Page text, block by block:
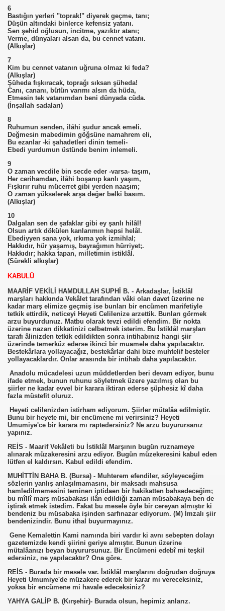
6
Bastığın yerleri "toprak!" diyerek geçme, tanı;
Düşün altındaki binlerce kefensiz yatanı.
Sen şehid oğlusun, incitme, yazıktır atanı;
Verme, dünyaları alsan da, bu cennet vatanı.
(Alkışlar)
7
Kim bu cennet vatanın uğruna olmaz ki feda?
(Alkışlar)
Şüheda fışkıracak, toprağı sıksan şüheda!
Canı, cananı, bütün varımı alsın da hüda,
Etmesin tek vatanımdan beni dünyada cüda.
(İnşallah sadaları)
8
Ruhumun senden, ilâhi şudur ancak emeli.
Değmesin mabedimin göğsüne namahrem eli,
Bu ezanlar -ki şahadetleri dinin temeli-
Ebedi yurdumun üstünde benim inlemeli.
9
O zaman vecdile bin secde eder -varsa- taşım,
Her cerihamdan, ilâhi boşanıp kanlı yaşım,
Fışkırır ruhu mücerret gibi yerden naaşım;
O zaman yükselerek arşa değer belki basım.
(Alkışlar)
10
Dalgalan sen de şafaklar gibi ey şanlı hilâl!
Olsun artık dökülen kanlarımın hepsi helâl.
Ebediyyen sana yok, ırkıma yok izmihlal;
Hakkıdır, hür yaşamış, bayrağımın hürriyet;.
Hakkıdır; hakka tapan, milletimin istiklâl.
(Sürekli alkışlar)
KABULÜ
MAARİF VEKİLİ HAMDULLAH SUPHİ B. - Arkadaşlar, İstiklâl
marşları hakkında Vekâlet tarafından vâki olan davet üzerine ne
kadar marş elimize geçmiş ise bunları bir encümen marifetiyle
tetkik ettirdik, neticeyi Heyeti Celilenize arzettik. Bunları görmek
arzu buyurdunuz. Matbu olarak tevzi edildi efendim. Bir nokta
üzerine nazarı dikkatinizi celbetmek isterim. Bu İstiklâl marşları
tarafı âlinizden tetkik edildikten sonra intihabınız hangi şiir
üzerinde temerküz ederse ikinci bir muamele daha yapılacaktır.
Bestekârlara yollayacağız, bestekârlar dahi bize muhtelif besteler
yollayacaklardır. Onlar arasında bir intihab daha yapılacaktır.
Anadolu mücadelesi uzun müddetlerden beri devam ediyor, bunu
ifade etmek, bunun ruhunu söyletmek üzere yazılmış olan bu
şiirler ne kadar evvel bir karara iktiran ederse şüphesiz kî daha
fazla müstefit oluruz.
Heyeti celilenizden istirham ediyorum. Şiirler mütalâa edilmiştir.
Bunu bir heyete mi, bir encümene mi verirsiniz? Heyeti
Umumiye'ce bir karara mı raptedersiniz? Ne arzu buyurursanız
yapınız.
REİS - Maarif Vekâleti bu İstiklâl Marşının bugün ruznameye
alınarak müzakeresini arzu ediyor. Bugün müzekeresini kabul eden
lütfen el kaldırsın. Kabul edildi efendim.
MUHİTTİN BAHA B. (Bursa) - Muhterem efendiler, söyleyeceğim
sözlerin yanlış anlaşılmamasını, bir maksadı mahsusa
hamledilmemesini teminen iptidaen bir hakikatten bahsedeceğim;
bu mîllî marş müsabakası ilân edildiği zaman müsabakaya ben de
iştirak etmek istedim. Fakat bu mesele öyle bir cereyan almıştır ki
bendeniz bu müsabaka işinden sarfınazar ediyorum. (M) İmzalı şiir
bendenizindir. Bunu ithal buyurmayınız.
Gene Kemalettin Kami namında biri vardır ki avnı sebepten dolayı
gazetemizde kendi şiirini geriye almıştır. Bunun üzerine
mütalâanızı beyan buyurursunuz. Bir Encümeni edebî mi teşkil
edersiniz, ne yapılacaktır? Ona göre.
REİS - Burada bir mesele var. İstiklâl marşlarını doğrudan doğruya
Heyeti Umumiye'de müzakere ederek bir karar mı vereceksiniz,
yoksa bir encümene mi havale edeceksiniz?
YAHYA GALİP B. (Kırşehir)- Burada olsun, hepimiz anlarız.